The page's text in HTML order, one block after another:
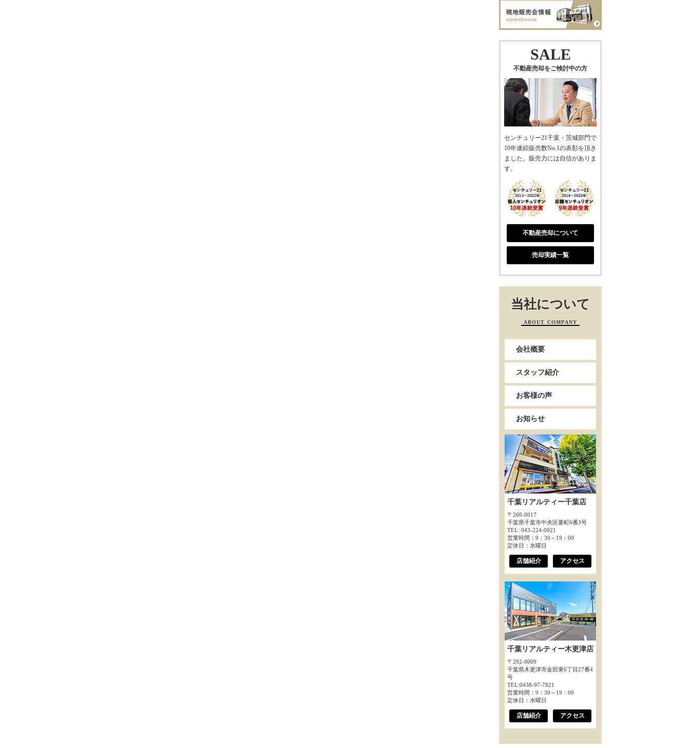
SALE
不動産売却をご検討中の方
センチュリー21千葉・茨城部門で
10年連続販売数No.1の表彰を頂き
ました。販売力には自信がありま
す。
不動産売却について
売却実績一覧
当社について
ABOUT COMPANY
会社概要
スタッフ紹介
お客様の声
お知らせ
千葉リアルティー千葉店
〒260-0017
千葉県千葉市中央区要町6番3号
TEL: 043-224-0021
営業時間：9：30～19：00
定休日：水曜日
店舗紹介 アクセス
千葉リアルティー木更津店
〒292-0009
千葉県木更津市金田東6丁目27番4
号
TEL:0438-97-7821
営業時間：9：30～19：00
定休日：水曜日
店舗紹介 アクセス